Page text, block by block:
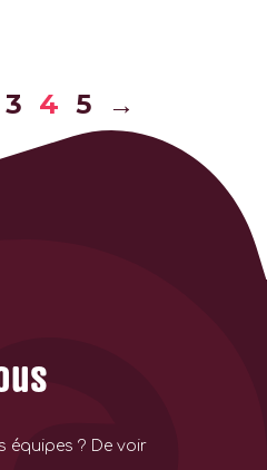
3 4 5 →
équipes ? De voir